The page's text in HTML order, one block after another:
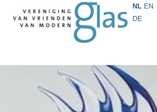
NL EN
DE